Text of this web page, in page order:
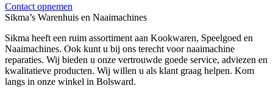
Contact opnemen
Sikma’s Warenhuis en Naaimachines
Sikma heeft een ruim assortiment aan Kookwaren, Speelgoed en
Naaimachines. Ook kunt u bij ons terecht voor naaimachine
reparaties. Wij bieden u onze vertrouwde goede service, adviezen en
kwalitatieve producten. Wij willen u als klant graag helpen. Kom
langs in onze winkel in Bolsward.